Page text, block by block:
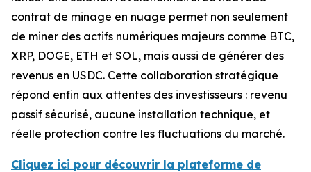
contrat de minage en nuage permet non seulement
de miner des actifs numériques majeurs comme BTC,
XRP, DOGE, ETH et SOL, mais aussi de générer des
revenus en USDC. Cette collaboration stratégique
répond enfin aux attentes des investisseurs : revenu
passif sécurisé, aucune installation technique, et
réelle protection contre les fluctuations du marché.
Cliquez ici pour découvrir la plateforme de